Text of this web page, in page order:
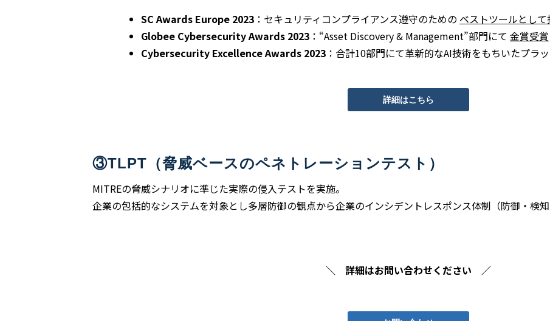
SC Awards Europe 2023 ：セキュリティコンプライアンス遵守のための ベストツールとして
Globee Cybersecurity Awards 2023 ：“Asset Discovery & Management”部門にて 金賞受賞
Cybersecurity Excellence Awards 2023 ：合計10部門にて革新的なAI技術をもちいたプラ
詳細はこちら
③TLPT（脅威ベースのペネトレーションテスト）
MITREの脅威シナリオに準じた実際の侵入テストを実施。
企業の包括的なシステムを対象とし多層防御の観点から企業のインシデントレスポンス体制（防御・検知
＼ 詳細はお問い合わせください ／